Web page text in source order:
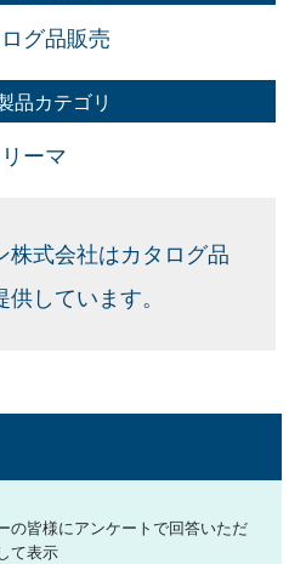
グ品販売
品カテゴリ
リーマ
株式会社はカタログ品
しています。
の皆様にアンケートで回答いただ
て表示